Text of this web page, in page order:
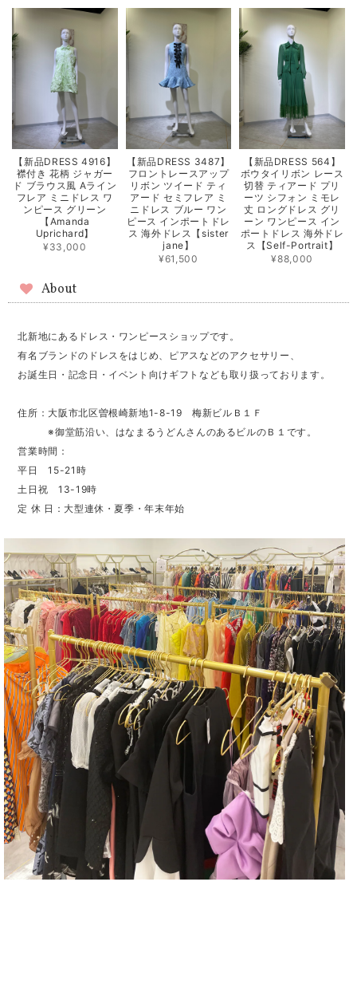
【新品DRESS 4916】
襟付き 花柄 ジャガー
ド ブラウス風 Aライン
フレア ミニドレス ワ
ンピース グリーン
【Amanda
Uprichard】
¥33,000
【新品DRESS 3487】
フロントレースアップ
リボン ツイード ティ
アード セミフレア ミ
ニドレス ブルー ワン
ピース インポートドレ
ス 海外ドレス【sister
jane】
¥61,500
【新品DRESS 564】
ボウタイリボン レース
切替 ティアード プリ
ーツ シフォン ミモレ
丈 ロングドレス グリ
ーン ワンピース イン
ポートドレス 海外ドレ
ス【Self-Portrait】
¥88,000
About
北新地にあるドレス・ワンピースショップです。
有名ブランドのドレスをはじめ、ピアスなどのアクセサリー、
お誕生日・記念日・イベント向けギフトなども取り扱っております。
住所：大阪市北区曽根崎新地1-8-19 梅新ビルＢ１Ｆ
※御堂筋沿い、はなまるうどんさんのあるビルのＢ１です。
営業時間：
平日 15-21時
土日祝 13-19時
定 休 日：大型連休・夏季・年末年始